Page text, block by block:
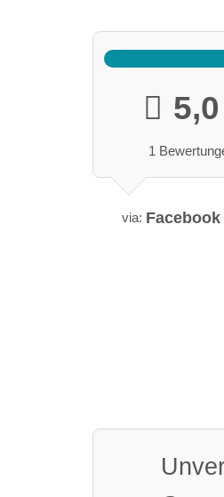
5,0
1
via: Facebook